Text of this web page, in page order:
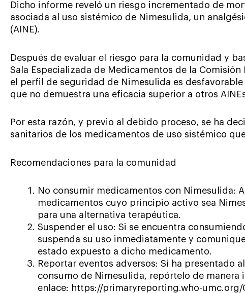
Dicho informe reveló un riesgo incrementado de
asociada al uso sistémico de Nimesulida, un
(AINE).
Después de evaluar el riesgo para la comunidad y
Sala Especializada de Medicamentos de la Comisión
el perfil de seguridad de Nimesulida es
que no demuestra una eficacia superior a otros
Por esta razón, y previo al debido proceso, se ha
sanitarios de los medicamentos de uso sistémico
Recomendaciones para la comunidad
No consumir medicamentos con Nimesulida:
medicamentos cuyo principio activo sea
para una alternativa terapéutica.
Suspender el uso: Si se encuentra
suspenda su uso inmediatamente y
estado expuesto a dicho medicamento.
Reportar eventos adversos: Si ha presentado
consumo de Nimesulida, repórtelo de manera
enlace: https://primaryreporting.who-umc.org/